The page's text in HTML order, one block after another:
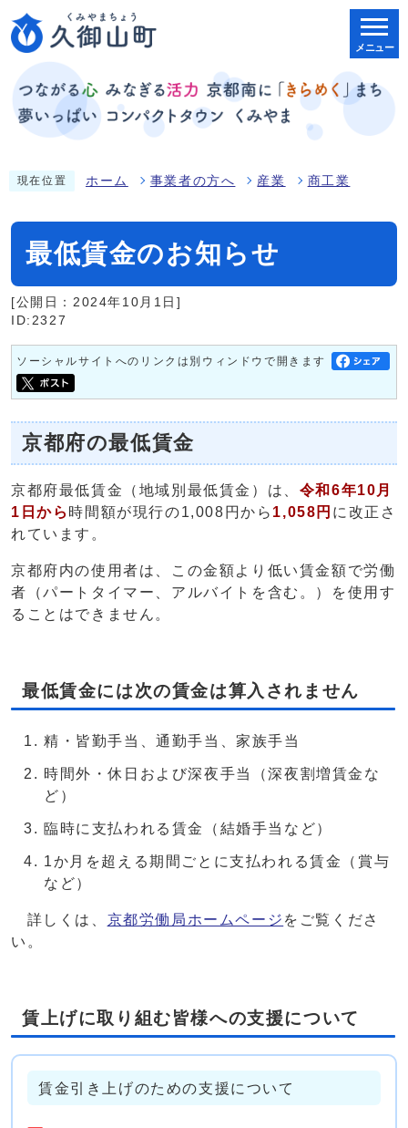
メニュー
現在位置 ホーム 事業者の方へ 産業 商工業
最低賃金のお知らせ
[公開日：2024年10月1日]
ID:2327
ソーシャルサイトへのリンクは別ウィンドウで開きます
京都府の最低賃金
京都府最低賃金（地域別最低賃金）は、 令和6年10月
1日から 時間額が現行の1,008円から 1,058 円 に改正さ
れています。
京都府内の使用者は、この金額より低い賃金額で労働
者（パートタイマー、アルバイトを含む。）を使用す
ることはできません。
最低賃金には次の賃金は算入されません
精・皆勤手当、通勤手当、家族手当
時間外・休日および深夜手当（深夜割増賃金な
ど）
臨時に支払われる賃金（結婚手当など）
1か月を超える期間ごとに支払われる賃金（賞与
など）
詳しくは、 京都労働局ホームページ をご覧くださ
い。
賃上げに取り組む皆様への支援について
賃金引き上げのための支援について